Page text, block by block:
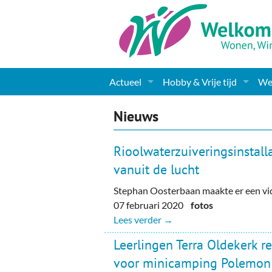
Actueel
Nieuws
Gemeente informatie
Dorpen
Woningaanbod
Columns & Redactioneel
Foto-pagina
Hobby & Vrije tijd
Kunst
Muziek
Toerisme & Musea
Podia & Dorpshuizen
Nieuws
vanuit de lucht
Stephan Oosterbaan maakte er een
07 februari 2020fotos
Lees verder →
Leerlingen Terra Oldekerk
voor minicamping